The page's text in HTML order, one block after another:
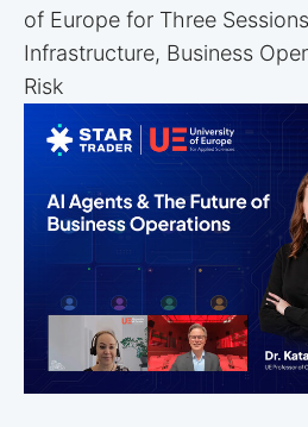
of Europe for Three
Infrastructure, Business
Risk